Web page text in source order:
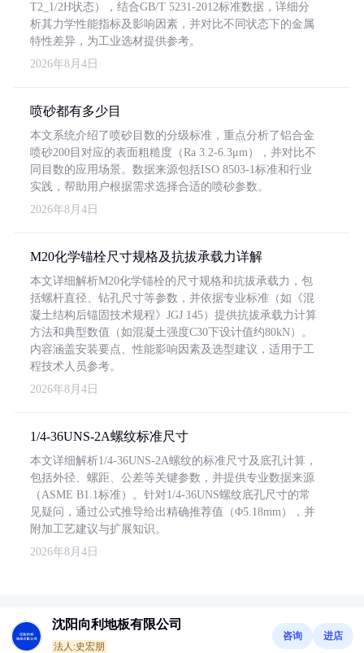
T2_1/2H状态），结合GB/T 5231-2012标准数据，详细分
析其力学性能指标及影响因素，并对比不同状态下的金属
特性差异，为工业选材提供参考。
2026年8月4日
喷砂都有多少目
本文系统介绍了喷砂目数的分级标准，重点分析了铝合金
喷砂200目对应的表面粗糙度（Ra 3.2-6.3μm），并对比不
同目数的应用场景。数据来源包括ISO 8503-1标准和行业
实践，帮助用户根据需求选择合适的喷砂参数。
2026年8月4日
M20化学锚栓尺寸规格及抗拔承载力详解
本文详细解析M20化学锚栓的尺寸规格和抗拔承载力，包
括螺杆直径、钻孔尺寸等参数，并依据专业标准（如《混
凝土结构后锚固技术规程》JGJ 145）提供抗拔承载力计算
方法和典型数值（如混凝土强度C30下设计值约80kN）。
内容涵盖安装要点、性能影响因素及选型建议，适用于工
程技术人员参考。
2026年8月4日
1/4-36UNS-2A螺纹标准尺寸
本文详细解析1/4-36UNS-2A螺纹的标准尺寸及底孔计算，
包括外径、螺距、公差等关键参数，并提供专业数据来源
（ASME B1.1标准）。针对1/4-36UNS螺纹底孔尺寸的常
见疑问，通过公式推导给出精确推荐值（Φ5.18mm），并
附加工艺建议与扩展知识。
2026年8月4日
沈阳向利地板有限公司
法人:史宏朋
咨询 进店